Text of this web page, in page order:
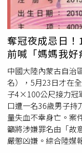
醫開刀並戒護治療。
系，赴美取得美國密
學位，返台後任教於
機學院「院優良教學
學界與地方。新竹地
示檢察官與警方成立
完成相驗，並同步啟
保護協會新竹分會協
調，將徹查案情、釐
會治安。
奪冠夜成忌日
前喊「媽媽我
中國大陸內蒙古自治
名），5月23日才在
子4×100公尺接力冠
口遭一名36歲男子持
量失血不幸身亡。案
籲將涉嫌罪名由「故
嚴懲凶嫌。綜合陸媒